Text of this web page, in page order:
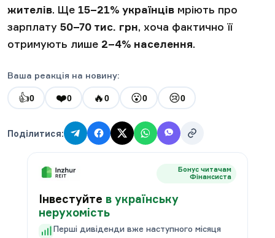
жителів. Ще 15–21% українців мріють про
зарплату 50–70 тис. грн, хоча фактично її
отримують лише 2–4% населення.
Ваша реакція на новину:
👍0 ❤️0 🔥0 😮0 😢0
Поділитися:
Бонус читачам
Фінансиста
Інвестуйте в українську
нерухомість
Перші дивіденди вже наступного місяця